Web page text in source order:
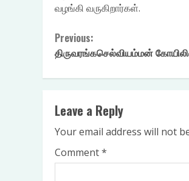
வழங்கி வருகிறார்கள்.
Continue
Reading
Previous:
திருவரங்கசெல்வியம்மன்
Leave a Reply
Your email address will not
Comment*